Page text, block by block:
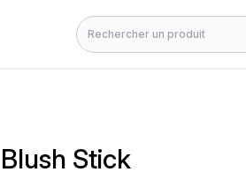
Rechercher
Blush Stick